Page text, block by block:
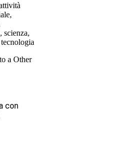
scienza,
a Other
con